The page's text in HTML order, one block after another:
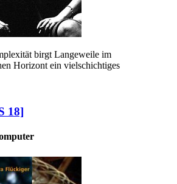
birgt Langeweile im
Horizont ein vielschichtiges
18]